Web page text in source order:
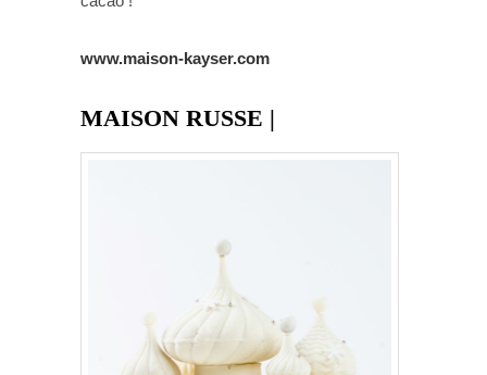
www.maison-kayser.com
MAISON RUSSE |